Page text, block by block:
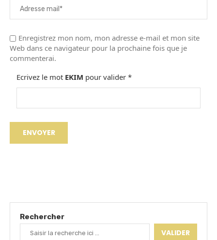
Enregistrez mon nom, mon adresse e-mail et mon site
Web dans ce navigateur pour la prochaine fois que je
commenterai.
Ecrivez le mot EKIM pour valider *
Rechercher
VALIDER